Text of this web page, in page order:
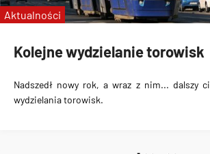
Kolejne wydzielanie torowisk
Nadszedł nowy rok, a wraz z nim... dalszy
wydzielania torowisk.
Aktualności